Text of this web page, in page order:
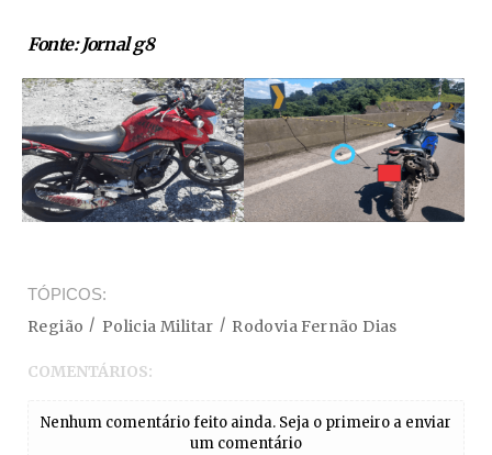
Fonte: Jornal g8
TÓPICOS
Região Policia Militar Rodovia Fernão Dias
COMENTÁRIOS:
Nenhum comentário feito ainda. Seja o primeiro a enviar
um comentário